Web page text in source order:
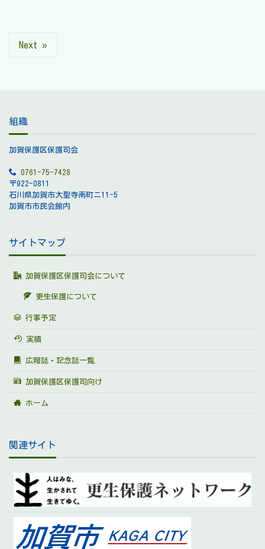
Next »
組織
加賀保護区保護司会
0761-75-7428
〒922-0811
石川県加賀市大聖寺南町ニ11-5
加賀市市民会館内
サイトマップ
加賀保護区保護司会について
更生保護について
行事予定
実績
広報誌・記念誌一覧
加賀保護区保護司向け
ホーム
関連サイト